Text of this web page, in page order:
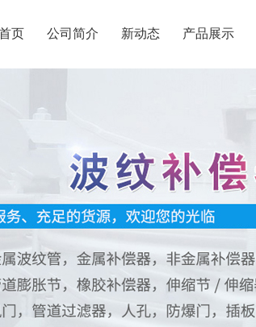
页 公司简介 新动态 产品展示